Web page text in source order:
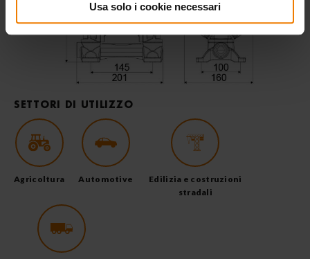
Usa solo i cookie necessari
SETTORI DI UTILIZZO
Agricoltura Automotive
Edilizia e costruzioni
stradali